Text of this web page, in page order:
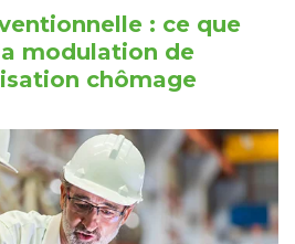
: ce que
modulation de
chômage